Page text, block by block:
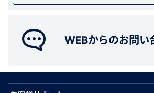
WEBからのお問い